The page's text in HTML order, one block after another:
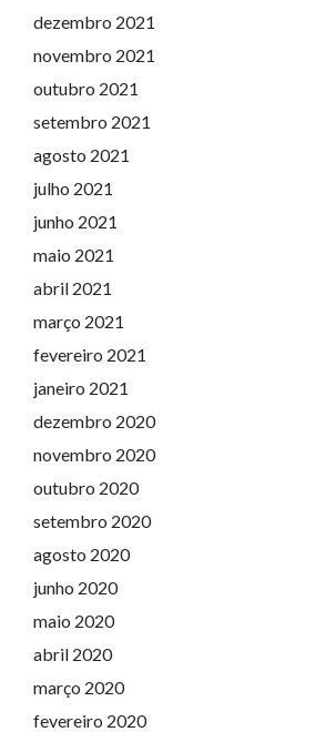
dezembro 2021
novembro 2021
outubro 2021
setembro 2021
agosto 2021
julho 2021
junho 2021
maio 2021
abril 2021
março 2021
fevereiro 2021
janeiro 2021
dezembro 2020
novembro 2020
outubro 2020
setembro 2020
agosto 2020
junho 2020
maio 2020
abril 2020
março 2020
fevereiro 2020